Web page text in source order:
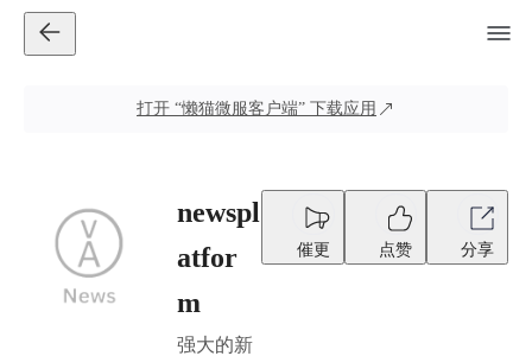
打开 “懒猫微服客户端” 下载应用
newspl
atfor
m
强大的新
催更 点赞 分享